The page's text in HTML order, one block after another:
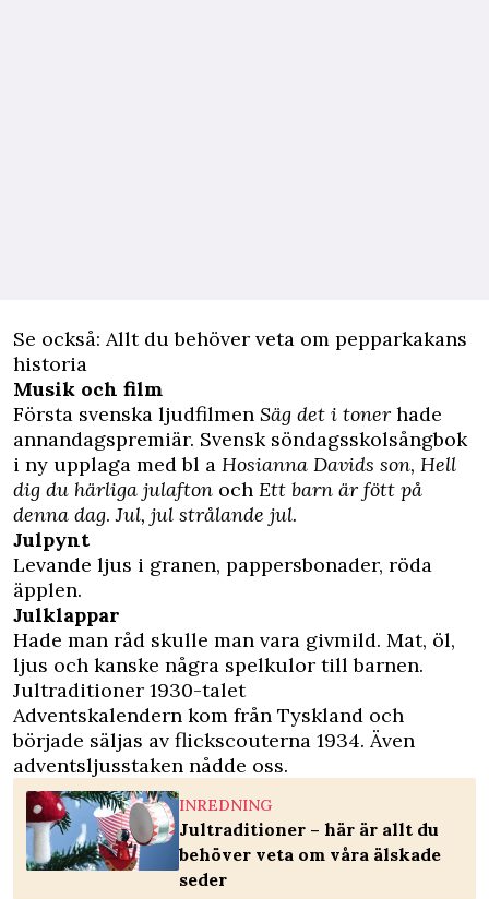
Se också: Allt du behöver veta om pepparkakans
historia
Musik och film
Första svenska ljudfilmen Säg det i toner hade
annandagspremiär. Svensk söndagsskolsångbok
i ny upplaga med bl a Hosianna Davids son, Hell
dig du härliga julafton och Ett barn är fött på
denna dag.Jul, jul strålande jul.
Julpynt
Levande ljus i granen, pappersbonader, röda
äpplen.
Julklappar
Hade man råd skulle man vara givmild. Mat, öl,
ljus och kanske några spelkulor till barnen.
Jultraditioner 1930-talet
Adventskalendern kom från Tyskland och
började säljas av flickscouterna 1934. Även
adventsljusstaken nådde oss.
INREDNING
Jultraditioner – här är allt du
behöver veta om våra älskade
seder